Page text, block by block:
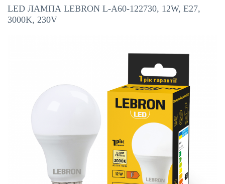
LED ЛАМПА LEBRON L-A60-122730, 12W, Е27,
3000K, 230V